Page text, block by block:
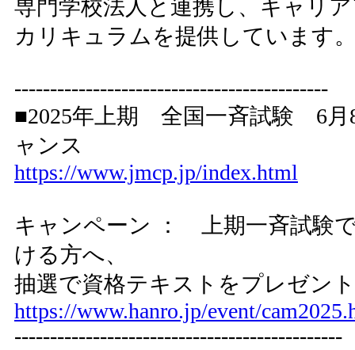
専門学校法人と連携し、キャリ
カリキュラムを提供しています
--------------------------------------------
■2025年上期 全国一斉試験 6月
ャンス
https://www.jmcp.jp/index.html
キャンペーン ： 上期一斉試験
ける方へ、
抽選で資格テキストをプレゼ
https://www.hanro.jp/event/
----------------------------------------------